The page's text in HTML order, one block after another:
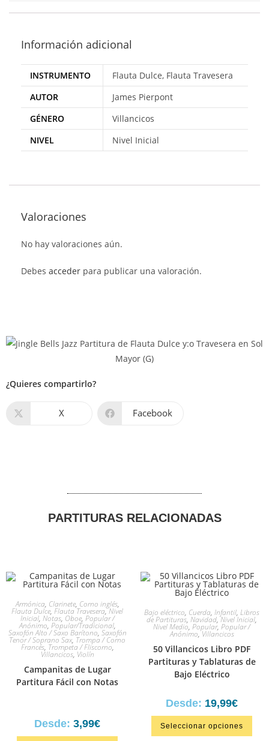
¿Quieres compartirlo?
X Facebook
Información adicional
INSTRUMENTO
Flauta Dulce, Flauta Travesera
AUTOR
James Pierpont
GÉNERO
Villancicos
NIVEL
Nivel Inicial
Valoraciones
No hay valoraciones aún.
Debes acceder para publicar una valoración.
PARTITURAS RELACIONADAS
Armónica, Clarinete, Corno inglés,
Flauta Dulce, Flauta Travesera,Nivel
Inicial, Notas, Oboe, Popular /
Anónimo, Popular/Tradicional,
Saxofón Alto / Saxo Barítono, Saxofón
Tenor / Soprano Sax, Trompa / Corno
Francés, Trompeta / Fliscorno,
Villancicos, Violín
Campanitas de Lugar
Partitura Fácil con Notas
Desde: 3,99€
Bajo eléctrico, Cuerda, Infantil, Libros
de Partituras, Navidad,Nivel Inicial,
Nivel Medio, Popular, Popular /
Anónimo,Villancicos
50 Villancicos Libro PDF
Partituras y Tablaturas de
Bajo Eléctrico
Desde: 19,99€
Seleccionar opciones